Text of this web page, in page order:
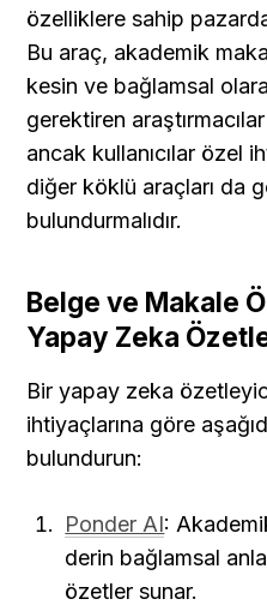
özelliklere sahip
Bu araç, akademik
kesin ve bağlamsal
gerektiren
ancak kullanıcılar özel
diğer köklü araçları da
bulundurmalıdır.
Belge ve Makale
Yapay Zeka
Bir yapay zeka
ihtiyaçlarına göre
bulundurun:
Ponder AI:
derin bağlamsal
özetler sunar.